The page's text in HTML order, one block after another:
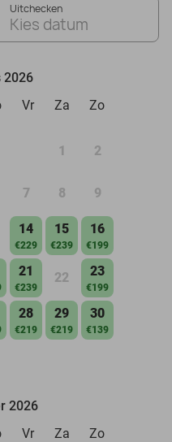
Uitchecken
Kies datum
2026
Vr Za Zo
1 2
7 8 9
14
€229
15
€239
16
€199
21
€239
22 23
€199
28
€219
29
€219
30
€139
2026
Vr Za Zo